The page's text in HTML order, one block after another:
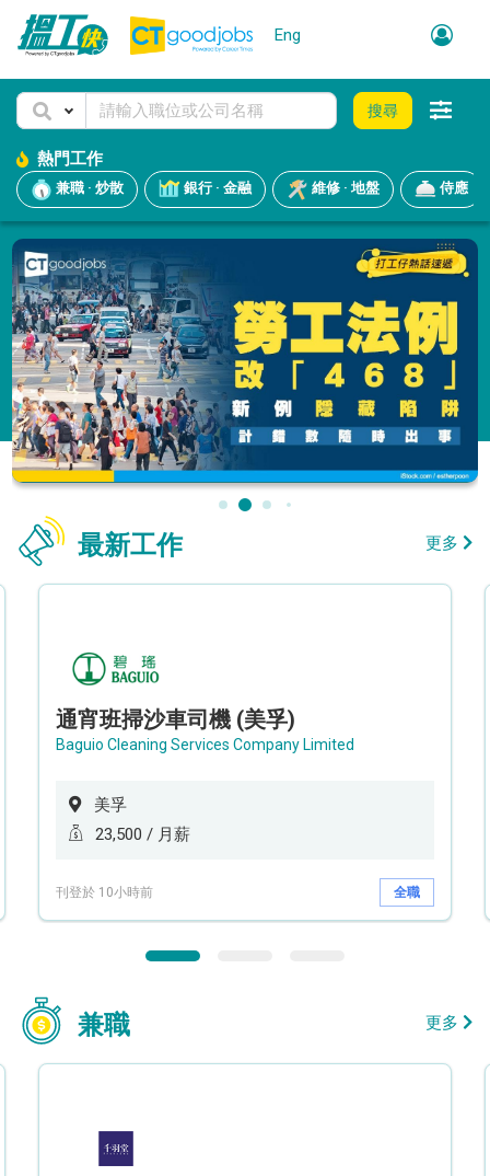
Eng
搜尋
熱門工作
兼職 · 炒散 銀行 · 金融 維修 · 地盤 侍應
最新工作 更多
通宵班掃沙車司機 (美孚)
Baguio Cleaning Services Company Limited
美孚
23,500 / 月薪
刊登於 10小時前 全職
兼職 更多